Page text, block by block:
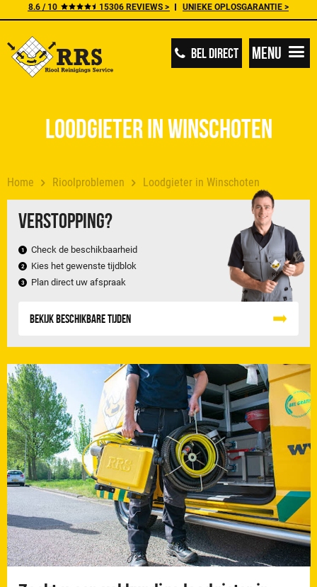
8.6 / 10 15306 REVIEWS > UNIEKE OPLOSGARANTIE >
BEL DIRECT Menu
Home Rioolproblemen Loodgieter in Winschoten
Verstopping?
Check de beschikbaarheid
Kies het gewenste tijdblok
Plan direct uw afspraak
Bekijk beschikbare tijden
Loodgieter in Winschoten